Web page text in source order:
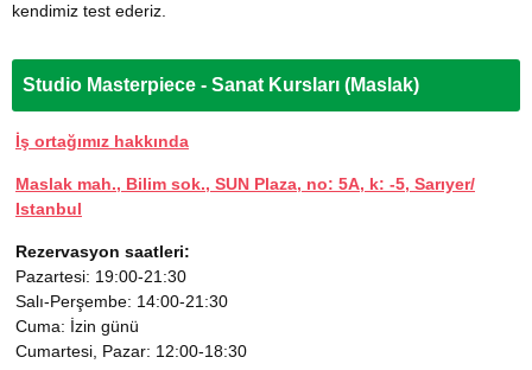
kendimiz test ederiz.
Studio Masterpiece - Sanat Kursları (Maslak)
İş ortağımız hakkında
Maslak mah., Bilim sok., SUN Plaza, no: 5A, k: -5, Sarıyer/
Іstanbul
Rezervasyon saatleri:
Pazartesi: 19:00-21:30
Salı-Perşembe: 14:00-21:30
Cuma: İzin günü
Cumartesi, Pazar: 12:00-18:30